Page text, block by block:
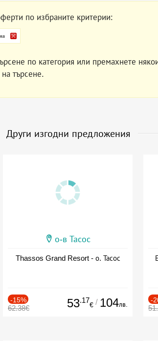
по избраните критерии:
по категория или премахнете
търсене.
Други изгодни предложения
о-в Тасос
Thassos Grand Resort - о. Тасос
-15%
62.38€ 53.17
€ / 104лв.
-